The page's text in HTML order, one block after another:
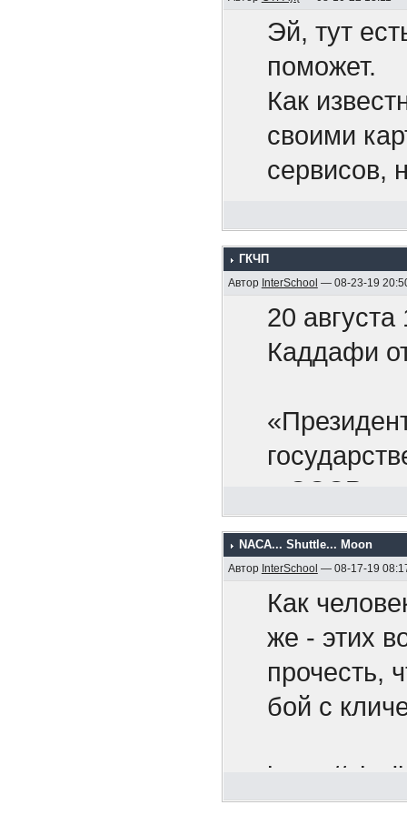
Путин
Нет
Эй, тут
поможет.
Как
своими
сервисов,
Pixiv
хочется.
Может,
раскрыть
найдется
стран. Я
валюту по
покупаете
ГКЧП
Автор InterSchool — 08-23-19
20
Каддафи
в СССР.
Мы рады
деянием.
поступок
Советский
NACA... Shuttle... Moon
Автор InterSchool — 08-17-19
Как
же - этих
прочесть,
бой с
https://